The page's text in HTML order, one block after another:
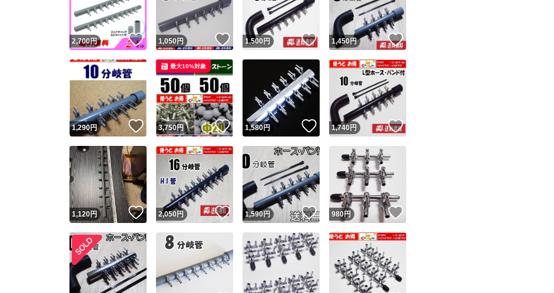
ユーザーの実績について
Yahoo!フリマが定めた一定の基準を満たしたユーザーにバッジを付与しています
安心取引出品者
安心取引出品者 Yahoo!フリマの基準をクリアした安心・安全なユーザーです
取引実績
取引実績◯+ このユーザーはYahoo!フリマの取引を完了させた実績があります
他フリマ実績◯+ このユーザーは他フリマサービスでの取引実績があります
スピード&安心発送
※このバッジは実績に基づく表示であり、発送を保証しているものではありません
スピード＆安心発送
このユーザーは高頻度で24時間以内＆設定した発送日数内に発送してい
この商品の情報をコピーします
商品画像の 無断転載は禁止されています
コピーは1商品につき1回です
出品ページへ
キャンセル
2,700円 いいね！
1,050円 いいね！
1,500 円 いいね！
1,450 円 いいね！
1,290円 いいね！
3,750円 いいね！
最大10%対象
1,580円 いいね！
1,740 円 いいね！
1,120円 いいね！
2,050円 いいね！
1,590円 いいね！
980円